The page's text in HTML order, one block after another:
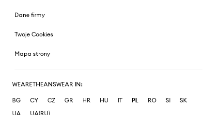
Dane firmy
Twoje Cookies
Mapa strony
WEARETHEANSWEAR IN:
BG CY CZ GR HR HU IT PL RO SI
SK
UA
UA(RU)